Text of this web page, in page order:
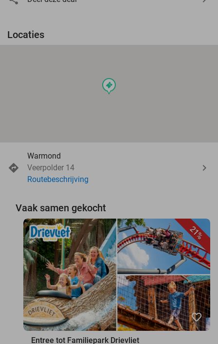
Locaties
events
Warmond
Veerpolder 14
Routebeschrijving
Vaak samen gekocht
21%
favorite_border
Entree tot Familiepark Drievliet